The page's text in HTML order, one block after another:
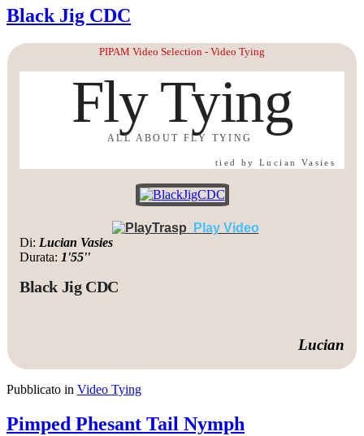
Black Jig CDC
PIPAM Video Selection - Video Tying
Fly Tying
ALL ABOUT FLY TYING
tied by Lucian Vasies
Play Video
Di: Lucian Vasies
Durata: 1'55''
Black Jig CDC
Lucian
Pubblicato in Video Tying
Pimped Phesant Tail Nymph